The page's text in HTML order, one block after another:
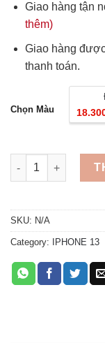
Giao hàng tận
thêm)
Giao hàng
thanh toán.
Chọn Màu
Quantity
SKU: N/A
Category: IPHONE 13